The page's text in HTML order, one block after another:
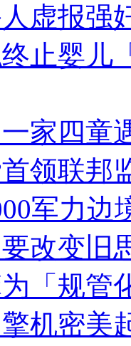
虚报强
止婴儿
家四童
领联邦
军力边
改变旧
「规管
机密美